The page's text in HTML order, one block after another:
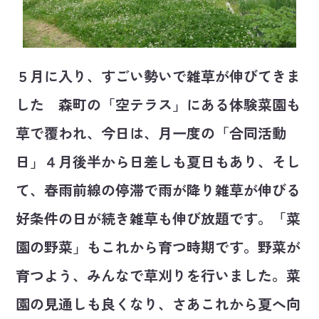
５月に入り、すごい勢いで雑草が伸びてきま
した 森町の「空テラス」にある体験菜園も
草で覆われ、今日は、月一度の「合同活動
日」４月後半から日差しも夏日もあり、そし
て、春雨前線の停滞で雨が降り雑草が伸びる
好条件の日が続き雑草も伸び放題です。「菜
園の野菜」もこれから育つ時期です。野菜が
育つよう、みんなで草刈りを行いました。菜
園の見通しも良くなり、さあこれから夏へ向